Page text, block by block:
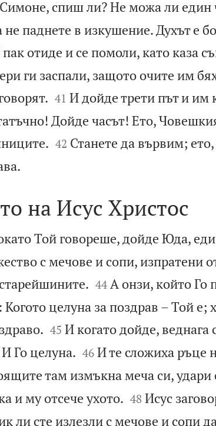
спиш ли? Не можа ли един
не паднете в изкушение. Духът е
отиде и се помоли, като каза
ги заспали, защото очите им

41 И дойде трети път и им
Дойде часът! Ето,

42 Станете да вървим;

на Исус Христос
Той говореше, дойде Юда,
с мечове и сопи, изпратени

44 А онзи, който Го
Когото целуна за поздрав – Той е;

45 И когато дойде,
Го целуна.
46 И те сложиха ръце
там измъкна меча си, удари
и му отсече ухото.
48 Исус
ли сте излезли с мечове и сопи